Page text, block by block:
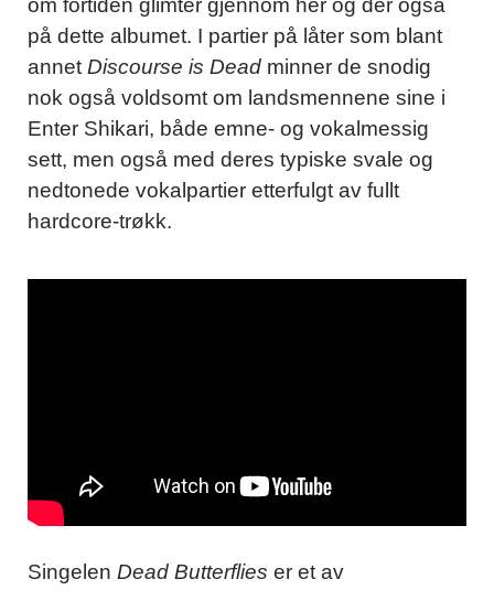
om fortiden glimter gjennom her og der også
på dette albumet. I partier på låter som blant
annetDiscourse is Dead minner de snodig
nok også voldsomt om landsmennene sine i
Enter Shikari, både emne- og vokalmessig
sett, men også med deres typiske svale og
nedtonede vokalpartier etterfulgt av fullt
hardcore-trøkk.
Singelen Dead Butterflies er et av